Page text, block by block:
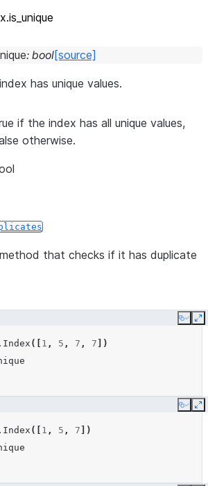
: bool[source]
has unique values.
if the index has all unique values,
otherwise.
that checks if it has duplicate
Copy
. Index ([ 1 , 5 , 7 , 7 ])
Copy
. Index ([ 1 , 5 , 7 ])